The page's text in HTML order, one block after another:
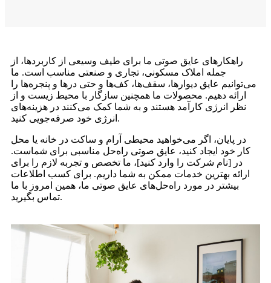
راهکارهای عایق صوتی ما برای طیف وسیعی از کاربردها، از
جمله املاک مسکونی، تجاری و صنعتی مناسب است. ما
می‌توانیم عایق دیوارها، سقف‌ها، کف‌ها و حتی درها و پنجره‌ها را
ارائه دهیم. محصولات ما همچنین سازگار با محیط زیست و از
نظر انرژی کارآمد هستند و به شما کمک می‌کنند در هزینه‌های
انرژی خود صرفه‌جویی کنید.
در پایان، اگر می‌خواهید محیطی آرام و ساکت در خانه یا محل
کار خود ایجاد کنید، عایق صوتی راه‌حل مناسبی برای شماست.
در [نام شرکت را وارد کنید]، ما تخصص و تجربه لازم را برای
ارائه بهترین خدمات ممکن به شما داریم. برای کسب اطلاعات
بیشتر در مورد راه‌حل‌های عایق صوتی ما، همین امروز با ما
تماس بگیرید.